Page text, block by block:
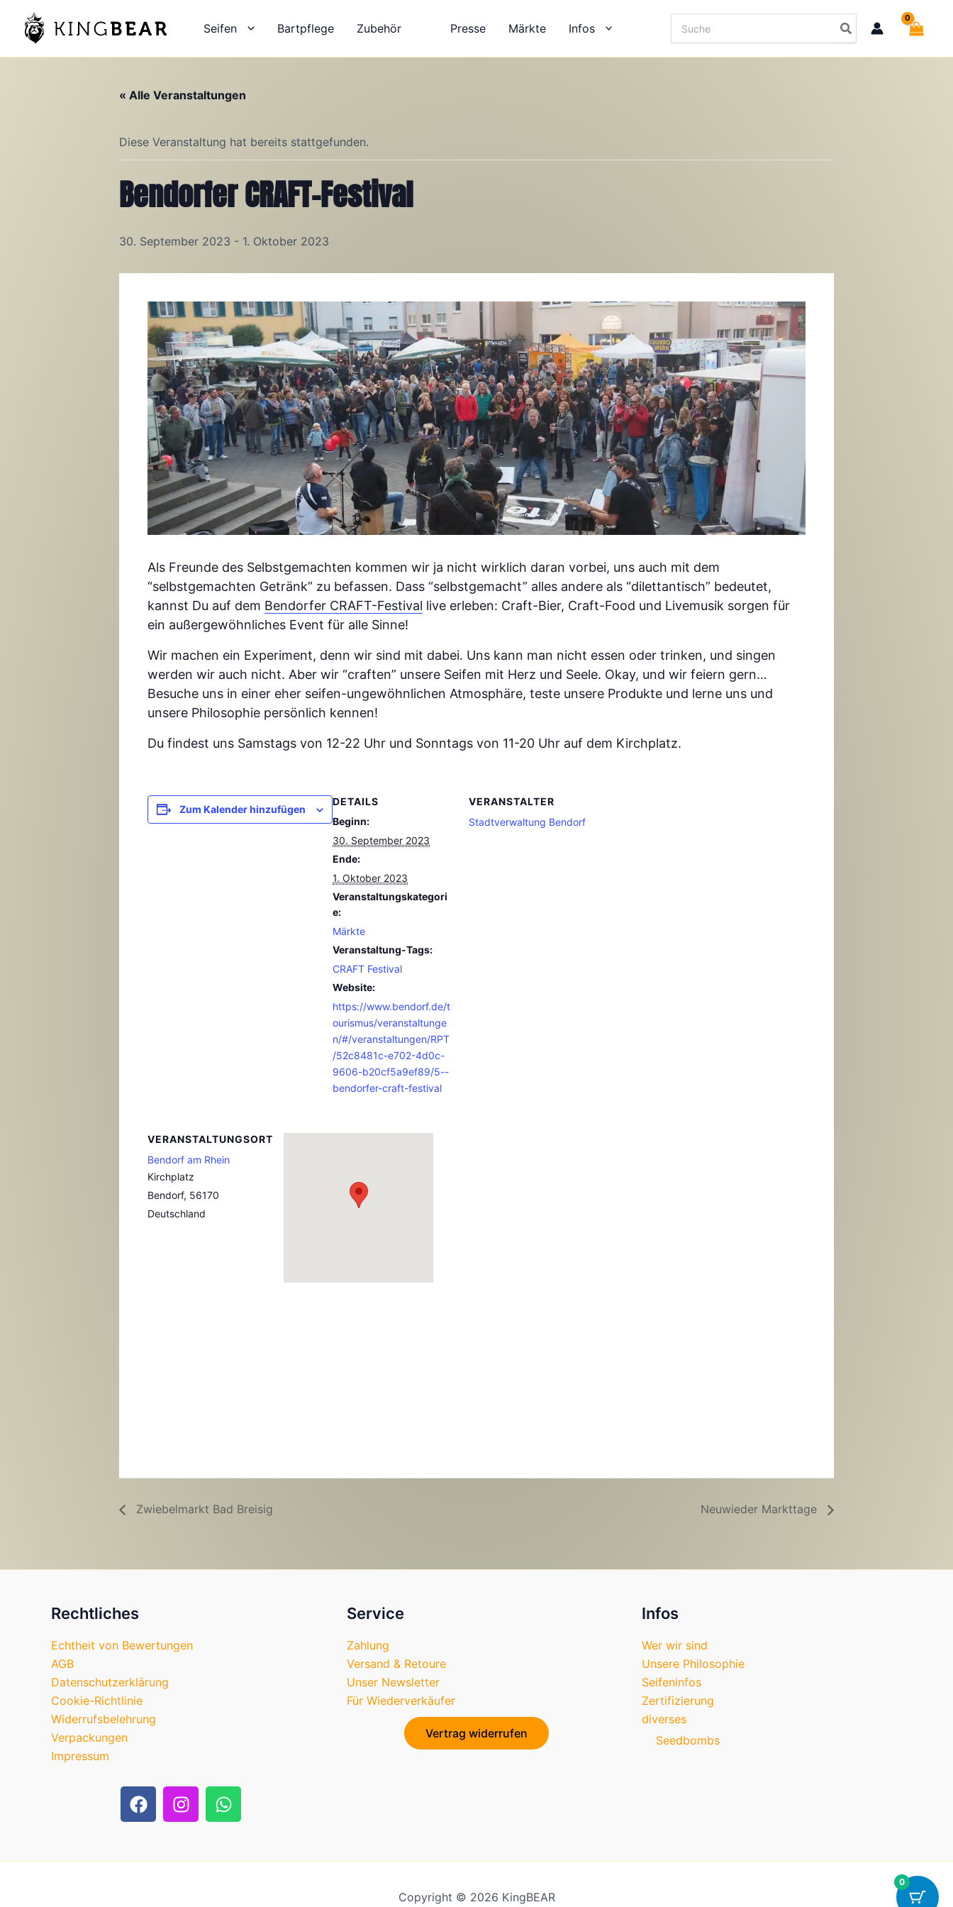
Inhalt
springen
Seifen Bartpflege Zubehör Presse Märkte Infos
for:
« Alle Veranstaltungen
Diese Veranstaltung hat bereits stattgefunden.
Bendorfer CRAFT-Festival
30. September 2023 - 1. Oktober 2023
Als Freunde des Selbstgemachten kommen wir ja nicht wirklich daran vorbei, uns auch mit dem
“selbstgemachten Getränk” zu befassen. Dass “selbstgemacht” alles andere als “dilettantisch” bedeutet,
kannst Du auf dem Bendorfer CRAFT-Festival live erleben: Craft-Bier, Craft-Food und Livemusik sorgen für
ein außergewöhnliches Event für alle Sinne!
Wir machen ein Experiment, denn wir sind mit dabei. Uns kann man nicht essen oder trinken, und singen
werden wir auch nicht. Aber wir “craften” unsere Seifen mit Herz und Seele. Okay, und wir feiern gern…
Besuche uns in einer eher seifen-ungewöhnlichen Atmosphäre, teste unsere Produkte und lerne uns und
unsere Philosophie persönlich kennen!
Du findest uns Samstags von 12-22 Uhr und Sonntags von 11-20 Uhr auf dem Kirchplatz.
Zum Kalender hinzufügen
DETAILS
Beginn:
30. September 2023
Ende:
1. Oktober 2023
Veranstaltungskategori
e:
Märkte
Veranstaltung-Tags:
CRAFT Festival
Website:
https://www.bendorf.de/t
ourismus/veranstaltunge
n/#/veranstaltungen/RPT
/52c8481c-e702-4d0c-
9606-b20cf5a9ef89/5--
bendorfer-craft-festival
VERANSTALTER
Stadtverwaltung Bendorf
VERANSTALTUNGSORT
Bendorf am Rhein
Kirchplatz
Bendorf, 56170
Deutschland
Zwiebelmarkt Bad Breisig Neuwieder Markttage
Rechtliches
Echtheit von Bewertungen
AGB
Datenschutzerklärung
Cookie-Richtlinie
Widerrufsbelehrung
Verpackungen
Impressum
F
a
b
I
n
a
W
h
s
Service
Zahlung
Versand & Retoure
Unser Newsletter
Für Wiederverkäufer
Vertrag widerrufen
Infos
Wer wir sind
Unsere Philosophie
Seifeninfos
Zertifizierung
diverses
Seedbombs
Copyright © 2026 KingBEAR
0